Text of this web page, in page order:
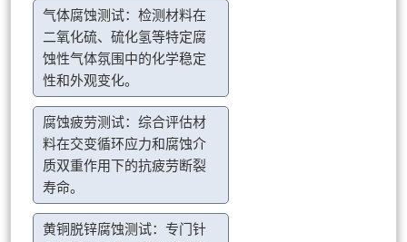
气体腐蚀测试：检测材料在
二氧化硫、硫化氢等特定腐
蚀性气体氛围中的化学稳定
性和外观变化。
腐蚀疲劳测试：综合评估材
料在交变循环应力和腐蚀介
质双重作用下的抗疲劳断裂
寿命。
黄铜脱锌腐蚀测试：专门针